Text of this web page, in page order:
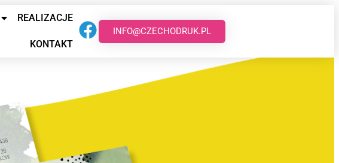
REALIZACJE
KONTAKT
INFO@CZECHODRUK.PL